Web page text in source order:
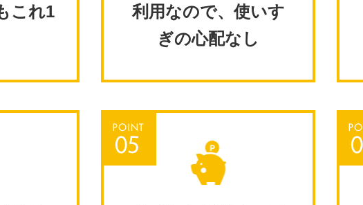
これ1
利用なので、使いす
ぎの心配なし